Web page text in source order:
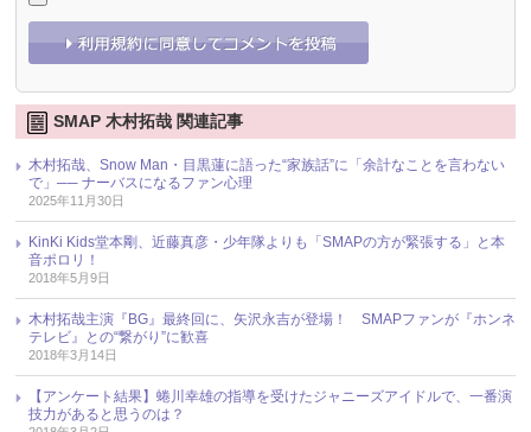
SMAP 木村拓哉 関連記事
木村拓哉、Snow Man・目黒蓮に語った“家族話”に「余計なことを言わない
で」── ナーバスになるファン心理
2025年11月30日
KinKi Kids堂本剛、近藤真彦・少年隊よりも「SMAPの方が緊張する」と本
音ポロリ！
2018年5月9日
木村拓哉主演『BG』最終回に、矢沢永吉が登場！ SMAPファンが『ホンネ
テレビ』との“繋がり”に歓喜
2018年3月14日
【アンケート結果】蜷川幸雄の指導を受けたジャニーズアイドルで、一番演
技力があると思うのは？